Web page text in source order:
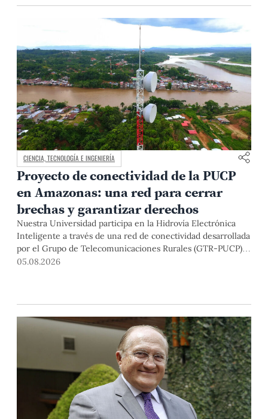
CIENCIA, TECNOLOGÍA E INGENIERÍA
Proyecto de conectividad de la PUCP
en Amazonas: una red para cerrar
brechas y garantizar derechos
Nuestra Universidad participa en la Hidrovía Electrónica
Inteligente a través de una red de conectividad desarrollada
por el Grupo de Telecomunicaciones Rurales (GTR-PUCP)
desde el 2018. En esta nota repasamos cómo ha sido el
05.08.2026